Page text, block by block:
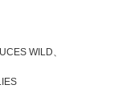
WILD、